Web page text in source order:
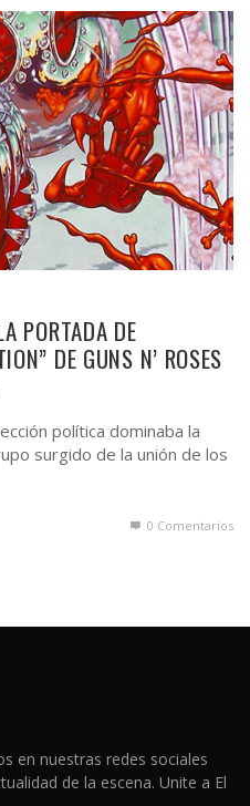
PORTADA DE
DE GUNS N’ ROSES
política dominaba la
surgido de la unión de los
0 Comentarios
de la escena. Unite a El